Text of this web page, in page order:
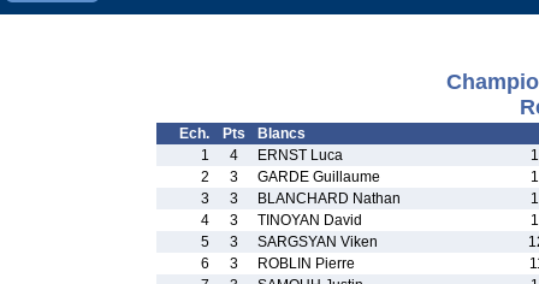
Ech. Pts
Blancs
1
4 ERNST Luca
2
3 GARDE Guillaume
3
3 BLANCHARD Nathan
4
3 TINOYAN David
5
3 SARGSYAN Viken
6
3 ROBLIN Pierre